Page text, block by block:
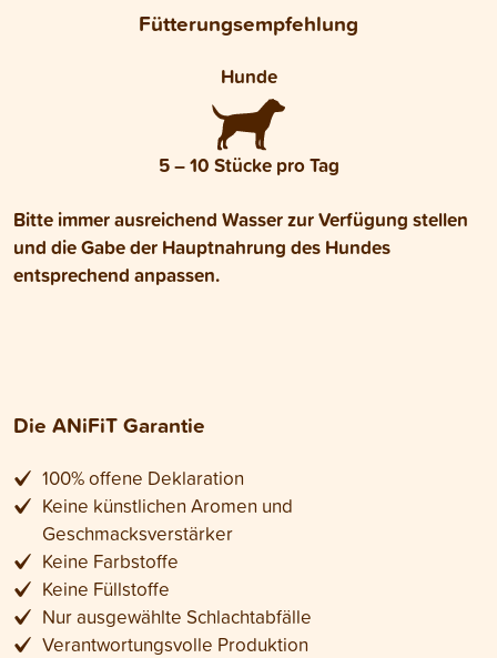
Fütterungsempfehlung
Hunde
5 – 10 Stücke pro Tag
Bitte immer ausreichend Wasser zur Verfügung stellen
und die Gabe der Hauptnahrung des Hundes
entsprechend anpassen.
Die ANiFiT Garantie
100% offene Deklaration
Keine künstlichen Aromen und
Geschmacksverstärker
Keine Farbstoffe
Keine Füllstoffe
Nur ausgewählte Schlachtabfälle
Verantwortungsvolle Produktion